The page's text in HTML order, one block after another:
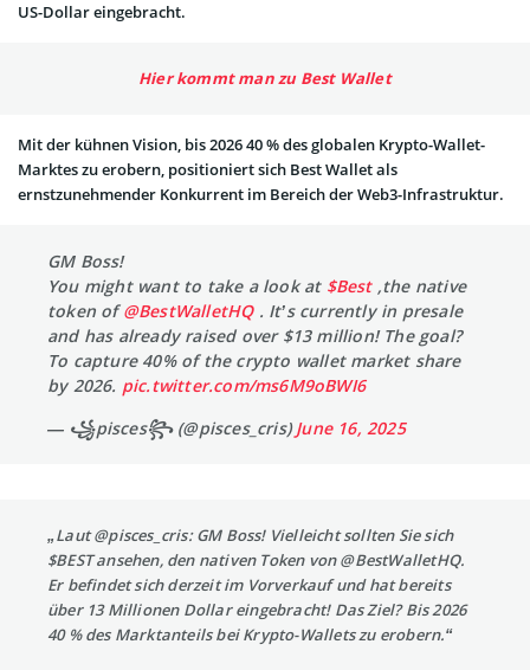
US-Dollar eingebracht.
Hier kommt man zu Best Wallet
Mit der kühnen Vision, bis 2026 40 % des globalen Krypto-Wallet-
Marktes zu erobern, positioniert sich Best Wallet als
ernstzunehmender Konkurrent im Bereich der Web3-Infrastruktur.
GM Boss!
You might want to take a look at $Best,the native
token of@BestWalletHQ. It’s currently in presale
and has already raised over $13 million! The goal?
To capture 40% of the crypto wallet market share
by 2026. pic.twitter.com/ms6M9oBWI6
— ꧁pisces꧂ (@pisces_cris)June 16, 2025
„Laut @pisces_cris: GM Boss! Vielleicht sollten Sie sich
$BEST ansehen, den nativen Token von @BestWalletHQ.
Er befindet sich derzeit im Vorverkauf und hat bereits
über 13 Millionen Dollar eingebracht! Das Ziel? Bis 2026
40 % des Marktanteils bei Krypto-Wallets zu erobern.“